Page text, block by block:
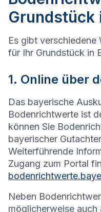
Grundstück
Es gibt
für Ihr Grundstück in
1. Online über
Das bayerische
Bodenrichtwerte ist
können Sie
bayerischer
Weiterführende
Zugang zum Portal
Neben
möglicherweise